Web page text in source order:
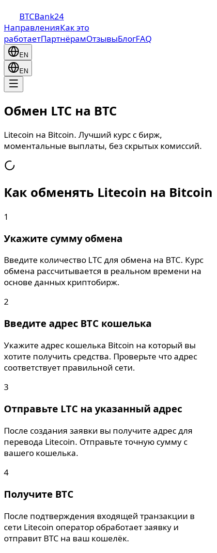
BTCBank24
НаправленияКак это
работаетПартнёрамОтзывыБлогFAQ
EN
EN
Обмен LTC на BTC
Litecoin на Bitcoin. Лучший курс с бирж,
моментальные выплаты, без скрытых комиссий.
Как обменять Litecoin на Bitcoin
1
Укажите сумму обмена
Введите количество LTC для обмена на BTC. Курс
обмена рассчитывается в реальном времени на
основе данных криптобирж.
2
Введите адрес BTC кошелька
Укажите адрес кошелька Bitcoin на который вы
хотите получить средства. Проверьте что адрес
соответствует правильной сети.
3
Отправьте LTC на указанный адрес
После создания заявки вы получите адрес для
перевода Litecoin. Отправьте точную сумму с
вашего кошелька.
4
Получите BTC
После подтверждения входящей транзакции в
сети Litecoin оператор обработает заявку и
отправит BTC на ваш кошелёк.